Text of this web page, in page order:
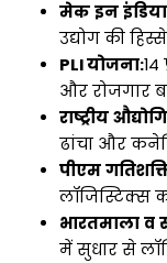
मेक इन इंडिया
उद्योग की
PLIयोजना:14
और रोजगार
राष्ट्रीय
ढांचा और
पीएम
लॉजिस्टिक्स
भारतमाला व
में सुधार से